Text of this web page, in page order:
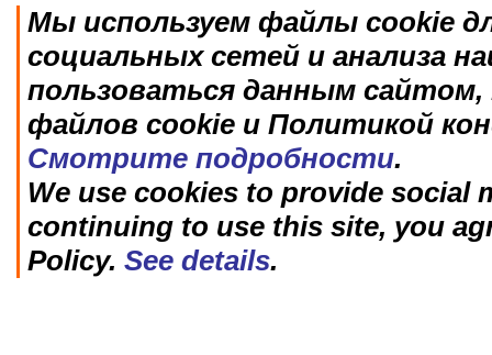
Мы используем файлы cookie
социальных сетей и анализа
пользоваться данным
файлов cookie и Политикой
Смотрите подробности.
We use cookies to provide social
continuing to use this site, you
Policy. See details.